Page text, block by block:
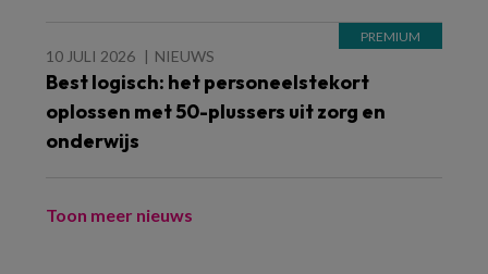
10 JULI 2026 NIEUWS
Best logisch: het personeelstekort
oplossen met 50-plussers uit zorg en
onderwijs
Toon meer nieuws